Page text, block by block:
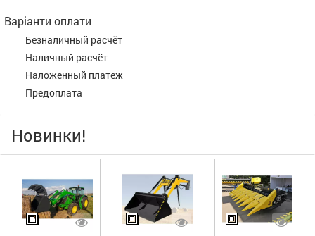
Варіанти оплати
Безналичный расчёт
Наличный расчёт
Наложенный платеж
Предоплата
Новинки!